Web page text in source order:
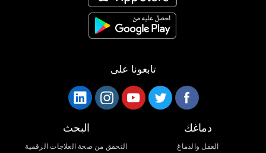
تابعونا على
دماغك
العقل والدماغ
البحث
التحقق من صحة العلاجات الرقمية